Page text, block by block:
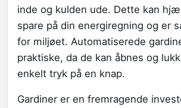
inde og kulden ude. Dette kan
spare på din energiregning og er
for miljøet. Automatiserede
praktiske, da de kan åbnes og
enkelt tryk på en knap.
Gardiner er en fremragende